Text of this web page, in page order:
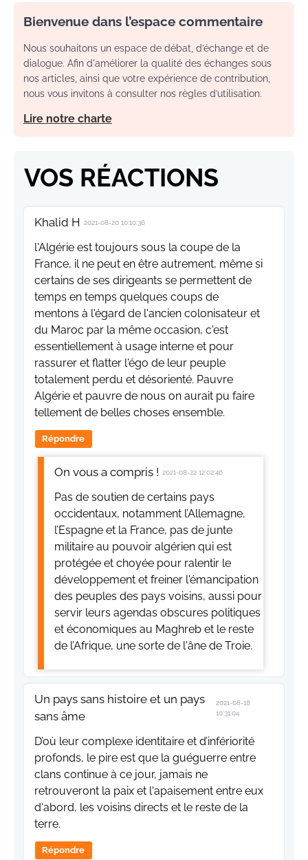
Bienvenue dans l’espace commentaire
Nous souhaitons un espace de débat, d’échange et de
dialogue. Afin d'améliorer la qualité des échanges sous
nos articles, ainsi que votre expérience de contribution,
nous vous invitons à consulter nos règles d’utilisation.
Lire notre charte
VOS RÉACTIONS
Khalid H 2021-08-20 10:10:36
l'Algérie est toujours sous la coupe de la
France, il ne peut en être autrement, même si
certains de ses dirigeants se permettent de
temps en temps quelques coups de
mentons à l'égard de l'ancien colonisateur et
du Maroc par la même occasion, c'est
essentiellement à usage interne et pour
rassurer et flatter l'égo de leur peuple
totalement perdu et désorienté. Pauvre
Algérie et pauvre de nous on aurait pu faire
tellement de belles choses ensemble.
Répondre
On vous a compris ! 2021-08-22 12:02:46
Pas de soutien de certains pays
occidentaux, notamment l’Allemagne,
l’Espagne et la France, pas de junte
militaire au pouvoir algérien qui est
protégée et choyée pour ralentir le
développement et freiner l'émancipation
des peuples des pays voisins, aussi pour
servir leurs agendas obscures politiques
et économiques au Maghreb et le reste
de l’Afrique, une sorte de l'âne de Troie.
Un pays sans histoire et un pays
sans âme
2021-08-18
10:31:04
D’où leur complexe identitaire et d’infériorité
profonds, le pire est que la guéguerre entre
clans continue à ce jour, jamais ne
retrouveront la paix et l'apaisement entre eux
d'abord, les voisins directs et le reste de la
terre.
Répondre